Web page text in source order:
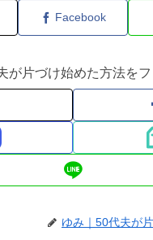
Facebook
が片づけ始めた方法を
ゆみ｜50代夫が